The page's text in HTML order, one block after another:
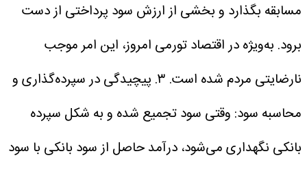
مسابقه بگذارد و بخشی از ارزش سود پرداختی از دست
برود. به‌ویژه در اقتصاد تورمی امروز، این امر موجب
نارضایتی مردم شده است. ۳. پیچیدگی در سپرده‌گذاری و
محاسبه سود: وقتی سود تجمیع شده و به شکل سپرده
بانکی نگهداری می‌شود، درآمد حاصل از سود بانکی با سود